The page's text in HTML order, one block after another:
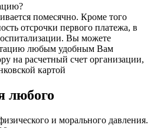
помесячно. Кроме того
отсрочки первого платежа, в
Вы можете
любым удобным Вам
на расчетный счет организации,
картой
любого
и морального давления.